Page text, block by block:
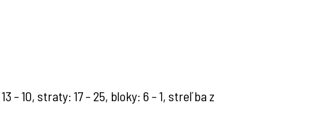
– 10, straty: 17 – 25, bloky: 6 – 1, streľba z